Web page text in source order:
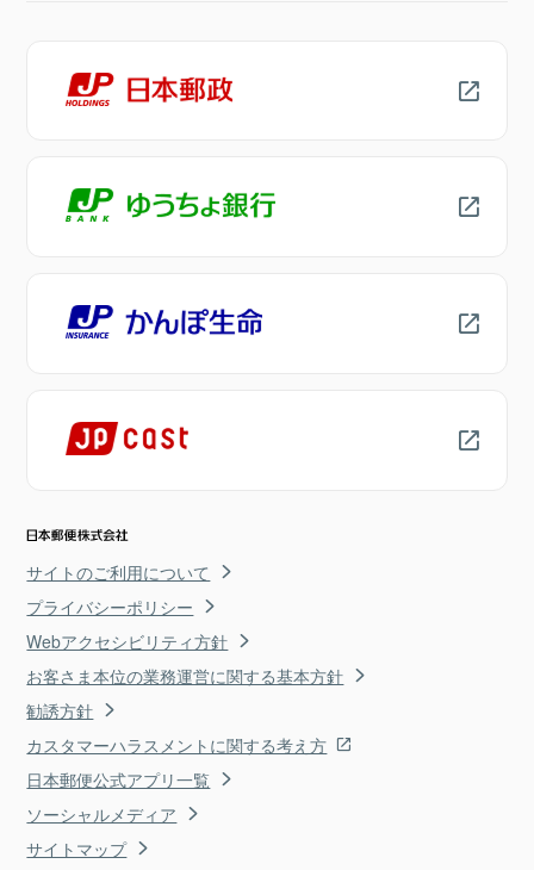
サイトのご利用について
プライバシーポリシー
Webアクセシビリティ方針
お客さま本位の業務運営に関する基本方針
勧誘方針
カスタマーハラスメントに関する考え方
日本郵便公式アプリ一覧
ソーシャルメディア
サイトマップ